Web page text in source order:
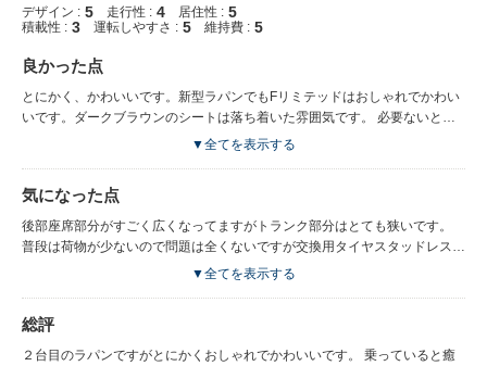
デザイン : 5 走行性 : 4 居住性 : 5
積載性 : 3 運転しやすさ : 5 維持費 : 5
良かった点
とにかく、かわいいです。新型ラパンでもFリミテッドはおしゃれでかわい
いです。ダークブラウンのシートは落ち着いた雰囲気です。 必要ないと思
っていたうさちゃんが話かけてくるのも、うさちゃんのモニター表示もとっ
▼全てを表示する
気になった点
後部座席部分がすごく広くなってますがトランク部分はとても狭いです。
普段は荷物が少ないので問題は全くないですが交換用タイヤスタッドレスを
積み込んだりするときはトランクでは無理です。 小型の軽自動車なので運
します。 きちんと踏めば問題ないのですが今までアイドリングストップ機
能がないラパンに乗っていたので最初は戸惑いました。
▼全てを表示する
総評
２台目のラパンですがとにかくおしゃれでかわいいです。 乗っていると癒